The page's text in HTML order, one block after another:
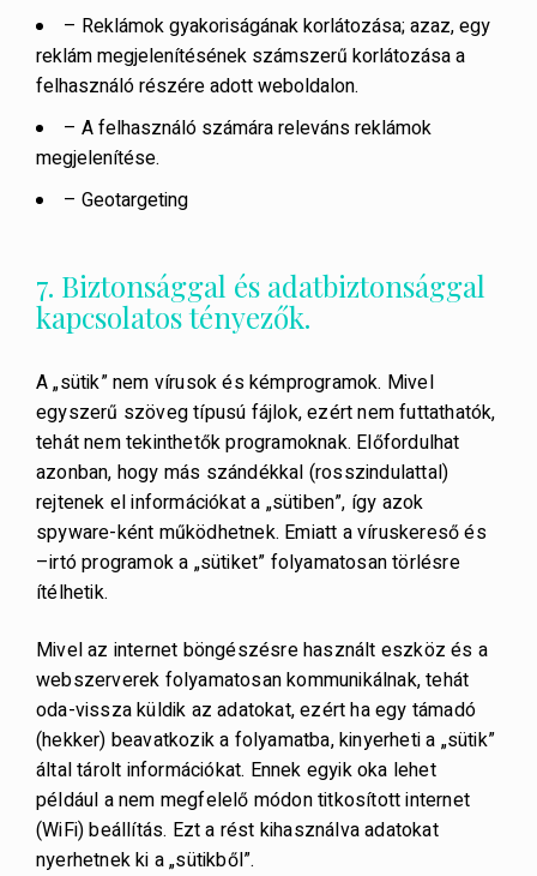
– Reklámok gyakoriságának korlátozása; azaz, egy
reklám megjelenítésének számszerű korlátozása a
felhasználó részére adott weboldalon.
– A felhasználó számára releváns reklámok
megjelenítése.
– Geotargeting
7. Biztonsággal és adatbiztonsággal
kapcsolatos tényezők.
A „sütik” nem vírusok és kémprogramok. Mivel
egyszerű szöveg típusú fájlok, ezért nem futtathatók,
tehát nem tekinthetők programoknak. Előfordulhat
azonban, hogy más szándékkal (rosszindulattal)
rejtenek el információkat a „sütiben”, így azok
spyware-ként működhetnek. Emiatt a víruskereső és
–irtó programok a „sütiket” folyamatosan törlésre
ítélhetik.
Mivel az internet böngészésre használt eszköz és a
webszerverek folyamatosan kommunikálnak, tehát
oda-vissza küldik az adatokat, ezért ha egy támadó
(hekker) beavatkozik a folyamatba, kinyerheti a „sütik”
által tárolt információkat. Ennek egyik oka lehet
például a nem megfelelő módon titkosított internet
(WiFi) beállítás. Ezt a rést kihasználva adatokat
nyerhetnek ki a „sütikből”.